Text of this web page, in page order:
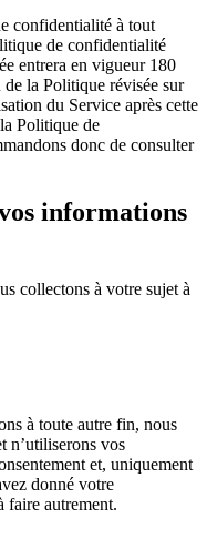
confidentialité à tout
de confidentialité
entrera en vigueur 180
la Politique révisée sur
du Service après cette
Politique de
donc de consulter
informations
collectons à votre sujet à
à toute autre fin, nous
n’utiliserons vos
et, uniquement
donné votre
faire autrement.